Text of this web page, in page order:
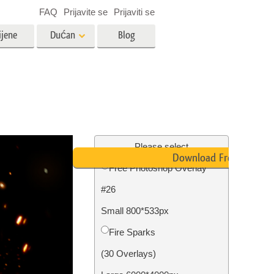
Obnova fotografija
Dućan Blog
FAQ Prijavite se Prijaviti se
Please select
Free Photoshop Overlay
#26
Small 800*533px
Fire Sparks
(30 Overlays)
Download Free